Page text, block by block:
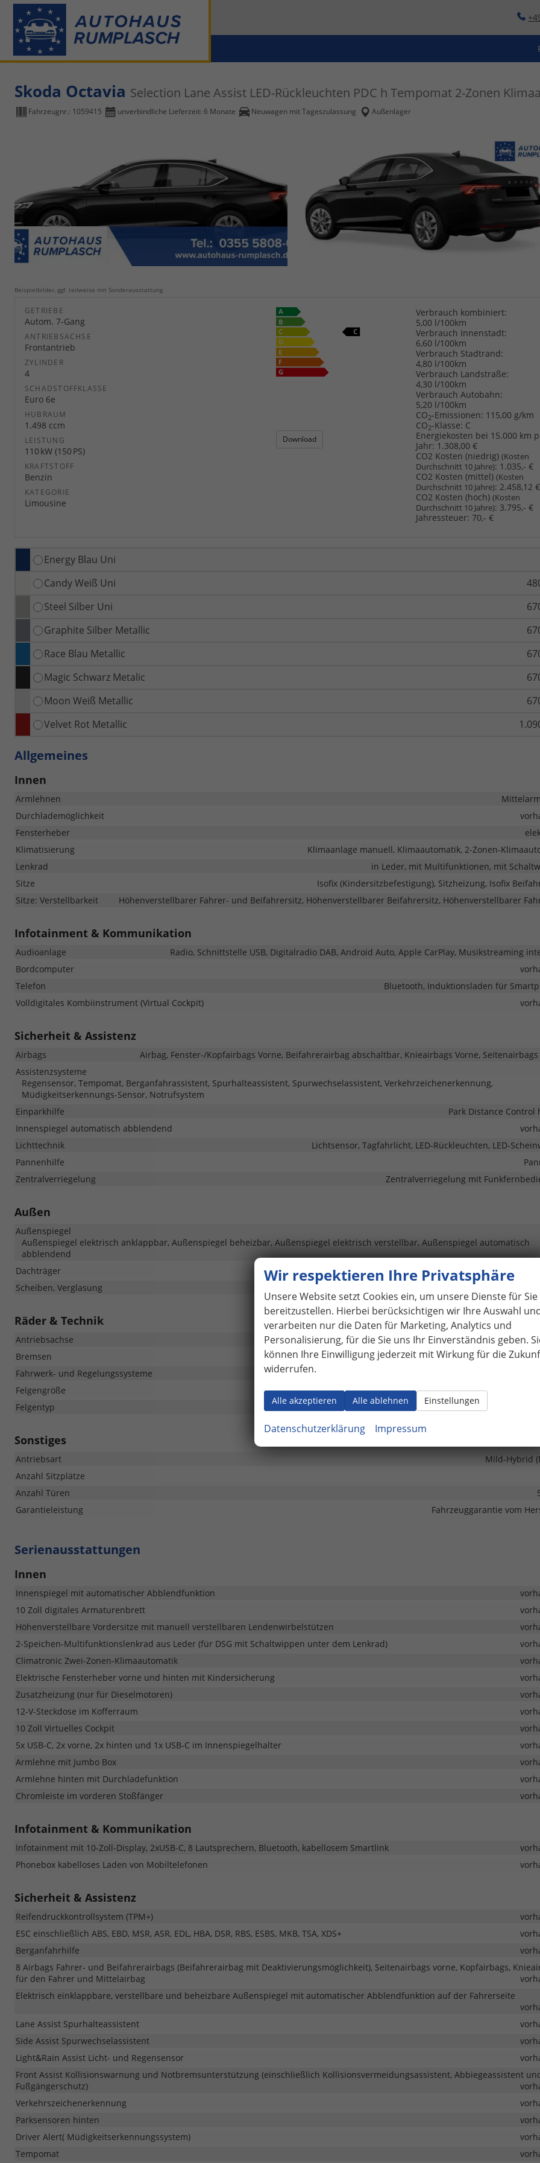
Skoda Octavia Selection Lane Assist LED-Rückleuchten PDC h Tempomat 2-Zonen
Fahrzeugnr.: 1059415 unverbindliche Lieferzeit: 6 Monate Neuwagen mit Tageszulassung Außenlager
Beispielbilder, ggf. teilweise mit Sonderausstattung
GETRIEBE
Autom. 7-Gang
ANTRIEBSACHSE
Frontantrieb
ZYLINDER
4
SCHADSTOFFKLASSE
Euro 6e
HUBRAUM
1.498 ccm
LEISTUNG
110 kW (150 PS)
KRAFTSTOFF
Benzin
KATEGORIE
Limousine
Verbrauch kombiniert:
5,00 l/100km
Verbrauch Innenstadt:
6,60 l/100km
Verbrauch Stadtrand:
4,80 l/100km
Verbrauch Landstraße:
4,30 l/100km
Verbrauch Autobahn:
5,20 l/100km
CO2-Emissionen: 115,00 g/km
CO2-Klasse: C
Download
Energiekosten bei 15.000 km
Jahr: 1.308,00 €
CO2 Kosten (niedrig) (Kosten
Durchschnitt 10 Jahre): 1.035,- €
CO2 Kosten (mittel) (Kosten
Durchschnitt 10 Jahre): 2.458,12 €
CO2 Kosten (hoch) (Kosten
Durchschnitt 10 Jahre): 3.795,- €
Jahressteuer: 70,- €
Energy Blau Uni
Candy Weiß Uni
Steel Silber Uni
Graphite Silber Metallic
Race Blau Metallic
Magic Schwarz Metalic
Moon Weiß Metallic
Velvet Rot Metallic
Allgemeines
Innen
Armlehnen
Durchlademöglichkeit
Fensterheber
Klimatisierung
Klimaanlage manuell, Klimaautomatik, 2-Zonen-
Lenkrad
in Leder, mit Multifunktionen, mit
Sitze
Isofix (Kindersitzbefestigung), Sitzheizung, Isofix
Sitze: Verstellbarkeit
Höhenverstellbarer Fahrer- und Beifahrersitz, Höhenverstellbarer Beifahrersitz, Höhenverstellbarer
Infotainment & Kommunikation
Audioanlage
Radio, Schnittstelle USB, Digitalradio DAB, Android Auto, Apple CarPlay, Musikstreaming
Bordcomputer
Telefon
Bluetooth, Induktionsladen für
Volldigitales Kombiinstrument (Virtual Cockpit)
Sicherheit & Assistenz
Airbags
Airbag, Fenster-/Kopfairbags Vorne, Beifahrerairbag abschaltbar, Knieairbags Vorne, Seitenairbags
Assistenzsysteme
Regensensor, Tempomat, Berganfahrassistent, Spurhalteassistent, Spurwechselassistent, Verkehrzeichenerkennung,
Müdigkeitserkennungs-Sensor, Notrufsystem
Einparkhilfe
Park Distance Control
Innenspiegel automatisch abblendend
Lichttechnik
Lichtsensor, Tagfahrlicht, LED-Rückleuchten, LED-
Pannenhilfe
Zentralverriegelung
Zentralverriegelung mit
Außen
Außenspiegel
Außenspiegel elektrisch anklappbar, Außenspiegel beheizbar, Außenspiegel elektrisch verstellbar, Außenspiegel automatisch
abblendend
Dachträger
Scheiben, Verglasung
Getönte
Räder & Technik
Antriebsachse
Bremsen
Elektronische
Fahrwerk- und Regelungssysteme
Antiblockiersystem (ABS), Antischlupfregelung (ASR),
Felgengröße
Felgentyp
Sonstiges
Antriebsart
Mild-Hybrid
Anzahl Sitzplätze
Anzahl Türen
Garantieleistung
Fahrzeuggarantie vom
Serienausstattungen
Innen
Innenspiegel mit automatischer Abblendfunktion
10 Zoll digitales Armaturenbrett
Höhenverstellbare Vordersitze mit manuell verstellbaren Lendenwirbelstützen
2-Speichen-Multifunktionslenkrad aus Leder (für DSG mit Schaltwippen unter dem Lenkrad)
Climatronic Zwei-Zonen-Klimaautomatik
Elektrische Fensterheber vorne und hinten mit Kindersicherung
Zusatzheizung (nur für Dieselmotoren)
12-V-Steckdose im Kofferraum
10 Zoll Virtuelles Cockpit
5x USB-C, 2x vorne, 2x hinten und 1x USB-C im Innenspiegelhalter
Armlehne mit Jumbo Box
Armlehne hinten mit Durchladefunktion
Chromleiste im vorderen Stoßfänger
Infotainment & Kommunikation
Infotainment mit 10-Zoll-Display, 2xUSB-C, 8 Lautsprechern, Bluetooth, kabellosem Smartlink
Phonebox kabelloses Laden von Mobiltelefonen
Sicherheit & Assistenz
Reifendruckkontrollsystem (TPM+)
ESC einschließlich ABS, EBD, MSR, ASR, EDL, HBA, DSR, RBS, ESBS, MKB, TSA, XDS+
Berganfahrhilfe
8 Airbags Fahrer- und Beifahrerairbags (Beifahrerairbag mit Deaktivierungsmöglichkeit), Seitenairbags vorne, Kopfairbags,
für den Fahrer und Mittelairbag
Elektrisch einklappbare, verstellbare und beheizbare Außenspiegel mit automatischer Abblendfunktion auf der Fahrerseite
Lane Assist Spurhalteassistent
Side Assist Spurwechselassistent
Light&Rain Assist Licht- und Regensensor
Front Assist Kollisionswarnung und Notbremsunterstützung (einschließlich Kollisionsvermeidungsassistent, Abbiegeassistent
Fußgängerschutz)
Verkehrszeichenerkennung
Parksensoren hinten
Driver Alert( Müdigkeitserkennungssystem)
Tempomat
Wir respektieren Ihre Privatsphäre
Unsere Website setzt Cookies ein, um unsere Dienste für Sie
bereitzustellen. Hierbei berücksichtigen wir Ihre Auswahl
verarbeiten nur die Daten für Marketing, Analytics und
Personalisierung, für die Sie uns Ihr Einverständnis geben.
können Ihre Einwilligung jederzeit mit Wirkung für die
widerrufen.
Alle akzeptieren Alle ablehnen Einstellungen
Datenschutzerklärung Impressum